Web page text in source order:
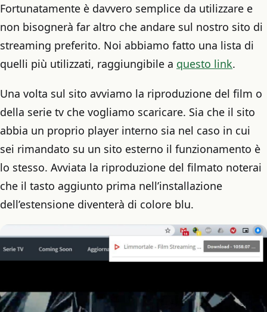
Fortunatamente è davvero semplice da utilizzare e
non bisognerà far altro che andare sul nostro sito di
streaming preferito. Noi abbiamo fatto una lista di
quelli più utilizzati, raggiungibile a questo link.
Una volta sul sito avviamo la riproduzione del film o
della serie tv che vogliamo scaricare. Sia che il sito
abbia un proprio player interno sia nel caso in cui
sei rimandato su un sito esterno il funzionamento è
lo stesso. Avviata la riproduzione del filmato noterai
che il tasto aggiunto prima nell’installazione
dell’estensione diventerà di colore blu.